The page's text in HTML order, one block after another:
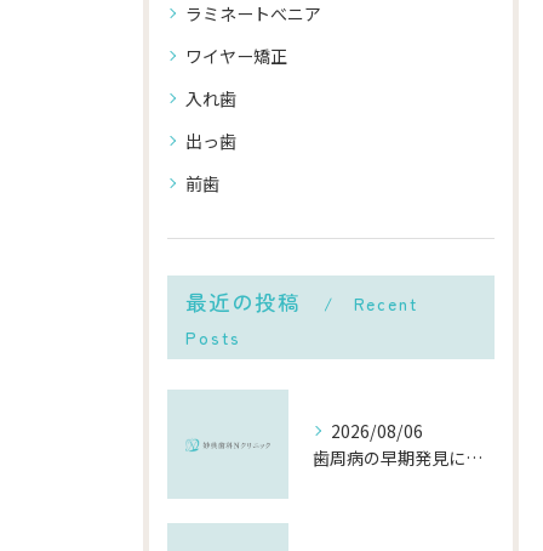
ラミネートべニア
ワイヤー矯正
入れ歯
出っ歯
前歯
最近の投稿
Recent
Posts
2026/08/06
歯周病の早期発見に役立つチェック方法と千葉県市川市で受診するメリット